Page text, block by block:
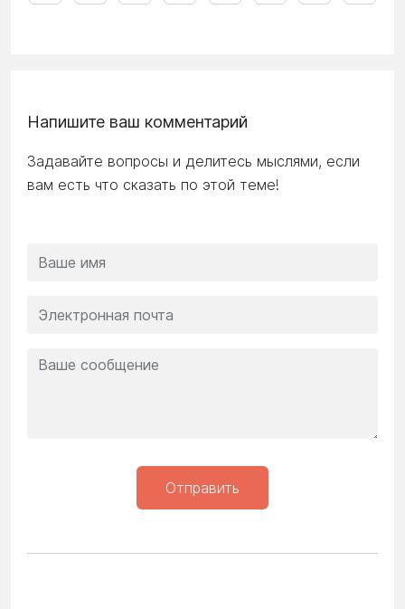
Напишите ваш комментарий
Задавайте вопросы и делитесь мыслями, если
вам есть что сказать по этой теме!
Отправить